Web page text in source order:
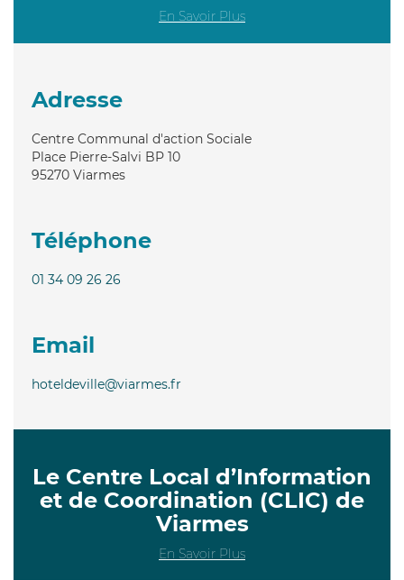
En Savoir Plus
Adresse
Centre Communal d'action Sociale
Place Pierre-Salvi BP 10
95270 Viarmes
Téléphone
01 34 09 26 26
Email
hoteldeville@viarmes.fr
Le Centre Local d’Information
et de Coordination (CLIC) de
Viarmes
En Savoir Plus